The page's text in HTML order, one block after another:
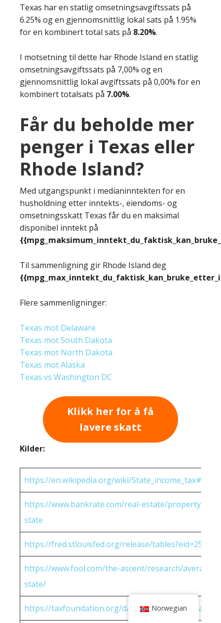
Texas har en statlig omsetningsavgiftssats på
6.25% og en gjennomsnittlig lokal sats på 1.95%
for en kombinert total sats på 8.20%.
I motsetning til dette har Rhode Island en statlig
omsetningsavgiftssats på 7,00% og en
gjennomsnittlig lokal avgiftssats på 0,00% for en
kombinert totalsats på 7.00%.
Får du beholde mer
penger i Texas eller
Rhode Island?
Med utgangspunkt i medianinntekten for en
husholdning etter inntekts-, eiendoms- og
omsetningsskatt Texas får du en maksimal
disponibel inntekt på
Til sammenligning gir Rhode Island deg
Flere sammenligninger:
Texas mot Delaware
Texas mot South Dakota
Texas mot North Dakota
Texas mot Alaska
Texas vs Washington DC
Klikk her for å få
lavere skatt
Kilder:
https://en.wikipedia.org/wiki/
https://www.bankrate.com/real-estate/property-
state
https://fred.stlouisfed.org/release/
https://www.fool.com/the-ascent/research/average-
state/
https://taxfoundation.org/data/all/state/2022-sales-
Norwegian